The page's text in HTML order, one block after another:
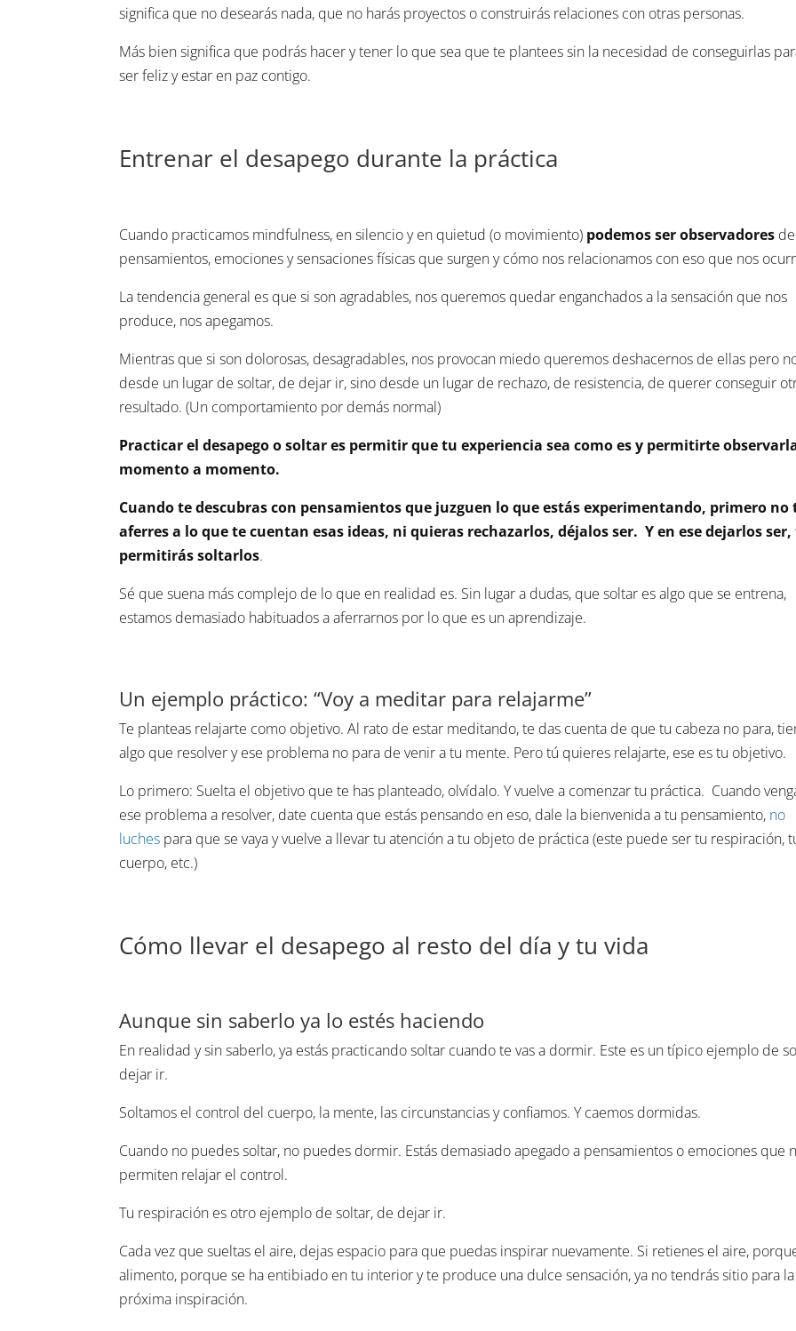
significa que no desearás nada, que no harás proyectos o construirás relaciones con otras personas.
Más bien significa que podrás hacer y tener lo que sea que te plantees sin la necesidad de conseguirlas
ser feliz y estar en paz contigo.
Entrenar el desapego durante la práctica
Cuando practicamos mindfulness, en silencio y en quietud (o movimiento) podemos ser observadores
pensamientos, emociones y sensaciones físicas que surgen y cómo nos relacionamos con eso que nos
La tendencia general es que si son agradables, nos queremos quedar enganchados a la sensación que nos
produce, nos apegamos.
Mientras que si son dolorosas, desagradables, nos provocan miedo queremos deshacernos de ellas pero
desde un lugar de soltar, de dejar ir, sino desde un lugar de rechazo, de resistencia, de querer conseguir
resultado. (Un comportamiento por demás normal)
Practicar el desapego o soltar es permitir que tu experiencia sea como es y permitirte
momento a momento.
Cuando te descubras con pensamientos que juzguen lo que estás experimentando, primero no
aferres a lo que te cuentan esas ideas, ni quieras rechazarlos, déjalos ser. Y en ese dejarlos ser,
permitirás soltarlos.
Sé que suena más complejo de lo que en realidad es. Sin lugar a dudas, que soltar es algo que se entrena,
estamos demasiado habituados a aferrarnos por lo que es un aprendizaje.
Un ejemplo práctico: “Voy a meditar para relajarme”
Te planteas relajarte como objetivo. Al rato de estar meditando, te das cuenta de que tu cabeza no para,
algo que resolver y ese problema no para de venir a tu mente. Pero tú quieres relajarte, ese es tu objetivo.
Lo primero: Suelta el objetivo que te has planteado, olvídalo. Y vuelve a comenzar tu práctica. Cuando
ese problema a resolver, date cuenta que estás pensando en eso, dale la bienvenida a tu pensamiento, no
luches para que se vaya y vuelve a llevar tu atención a tu objeto de práctica (este puede ser tu respiración,
cuerpo, etc.)
Cómo llevar el desapego al resto del día y tu vida
Aunque sin saberlo ya lo estés haciendo
En realidad y sin saberlo, ya estás practicando soltar cuando te vas a dormir. Este es un típico ejemplo de
dejar ir.
Soltamos el control del cuerpo, la mente, las circunstancias y confiamos. Y caemos dormidas.
Cuando no puedes soltar, no puedes dormir. Estás demasiado apegado a pensamientos o emociones que
permiten relajar el control.
Tu respiración es otro ejemplo de soltar, de dejar ir.
Cada vez que sueltas el aire, dejas espacio para que puedas inspirar nuevamente. Si retienes el aire,
alimento, porque se ha entibiado en tu interior y te produce una dulce sensación, ya no tendrás sitio para la
próxima inspiración.